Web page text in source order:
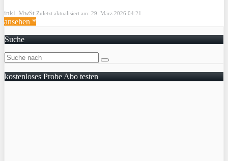
inkl. MwSt. Zuletzt aktualisiert am: 29. März 2026 04:21
ansehen *
Suche
kostenloses Probe Abo testen